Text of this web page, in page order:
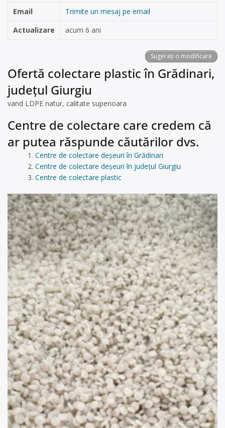
Email
Trimite un mesaj pe email
Actualizare
acum 6 ani
Sugerați o modificare
Ofertă colectare plastic în Grădinari,
județul Giurgiu
vand LDPE natur, calitate superioara
Centre de colectare care credem că
ar putea răspunde căutărilor dvs.
Centre de colectare deșeuri în Grădinari
Centre de colectare deșeuri în județul Giurgiu
Centre de colectare plastic